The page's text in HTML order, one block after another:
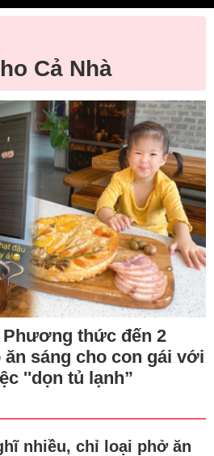
Cả Nhà
Phương thức đến 2
sáng cho con gái với
''dọn tủ lạnh”
nhiều, chỉ loại phở ăn